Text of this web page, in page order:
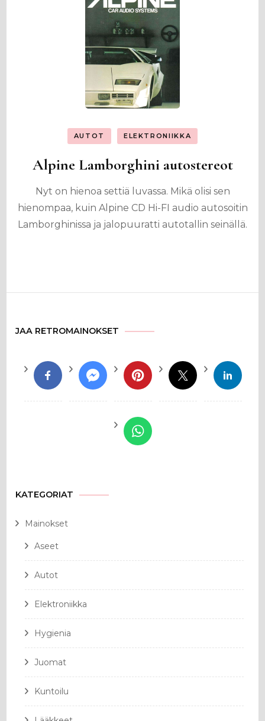
AUTOT ELEKTRONIIKKA
Alpine Lamborghini autostereot
Nyt on hienoa settiä luvassa. Mikä olisi sen
hienompaa, kuin Alpine CD Hi-FI audio autosoitin
Lamborghinissa ja jalopuuratti autotallin seinällä.
JAA RETROMAINOKSET
KATEGORIAT
Mainokset
Aseet
Autot
Elektroniikka
Hygienia
Juomat
Kuntoilu